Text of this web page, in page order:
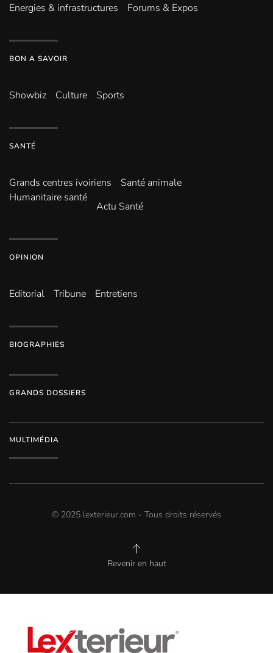
Energies & infrastructures
Forums & Expos
BON A SAVOIR
Showbiz Culture Sports
SANTÉ
Grands centres ivoiriens
Santé animale
Humanitaire santé
Actu Santé
OPINION
Editorial Tribune Entretiens
BIOGRAPHIES
GRANDS DOSSIERS
MULTIMÉDIA
© 2025 lexterieur.com - Tous droits réservés
Revenir en haut